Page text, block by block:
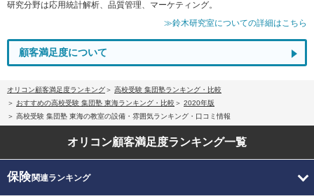
研究分野は応用統計解析、品質管理、マーケティング。
≫鈴木研究室についての詳細はこちら
顧客満足度について
オリコン顧客満足度ランキング
高校受験 集団塾ランキング・比較
おすすめの高校受験 集団塾 東海ランキング・比較
2020年版
高校受験 集団塾 東海の教室の設備・雰囲気ランキング・口コミ情報
オリコン顧客満足度ランキング一覧
保険関連ランキング